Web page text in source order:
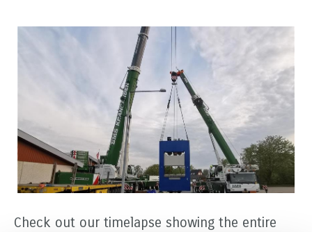
Check out our timelapse showing the entire